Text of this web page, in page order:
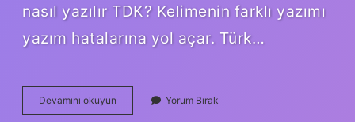
nasıl yazılır TDK? Kelimenin farklı yazımı
yazım hatalarına yol açar. Türk…
Devamını okuyun
Kelimesi
Yorum Bırak